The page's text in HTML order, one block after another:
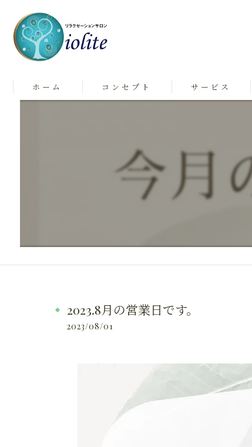
ホーム コンセプト サービス
2023.8月の営業日です。
2023/08/01